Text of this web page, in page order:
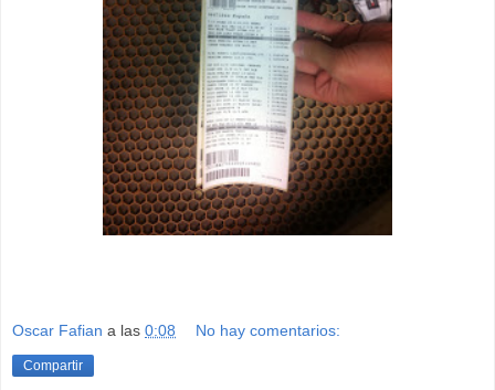
Oscar Fafian a las 0:08 No hay comentarios:
Compartir